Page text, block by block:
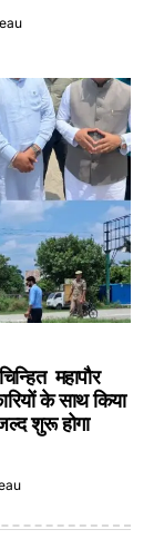
महापौर
के साथ किया
शुरू होगा